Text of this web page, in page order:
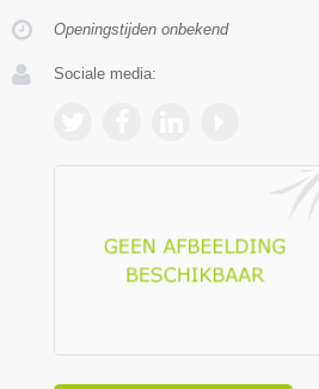
Openingstijden onbekend
Sociale media: